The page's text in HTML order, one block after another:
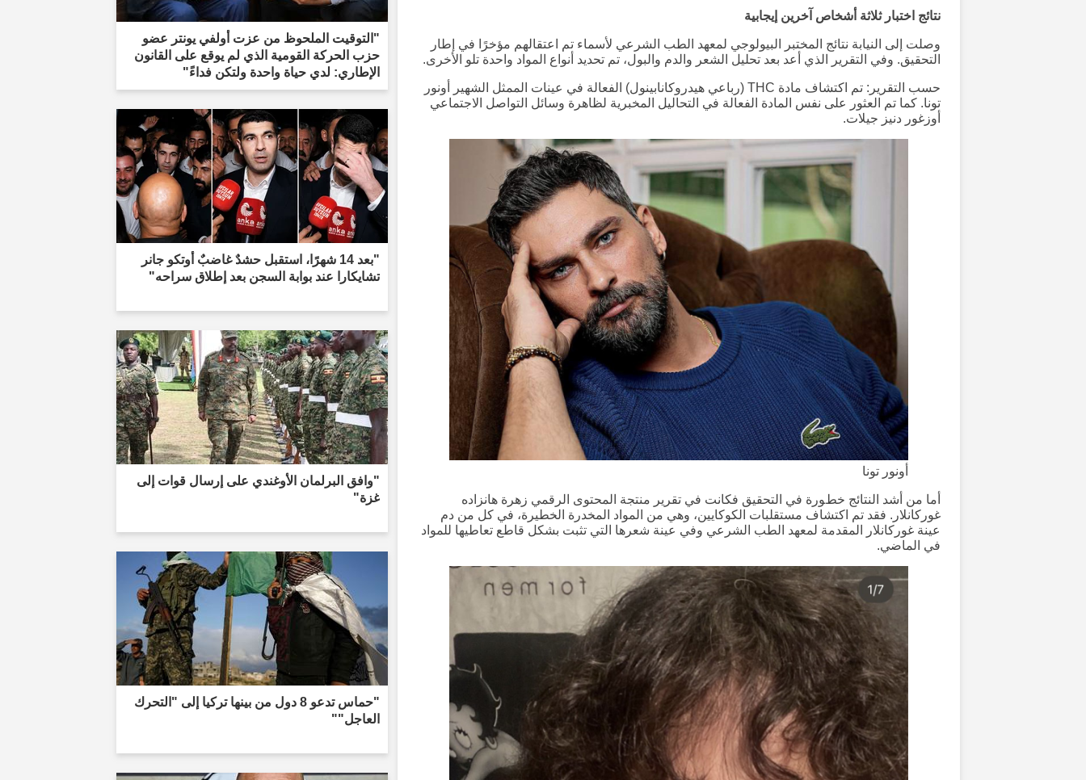
نتائج اختبار ثلاثة أشخاص آخرين إيجابية
وصلت إلى النيابة نتائج المختبر البيولوجي لمعهد الطب الشرعي لأسماء تم اعتقالهم مؤخرًا في إطار
التحقيق. وفي التقرير الذي أعد بعد تحليل الشعر والدم والبول، تم تحديد أنواع المواد واحدة تلو الأخرى.
حسب التقرير: تم اكتشاف مادة THC (رباعي هيدروكانابينول) الفعالة في عينات الممثل الشهير أونور
تونا. كما تم العثور على نفس المادة الفعالة في التحاليل المخبرية لظاهرة وسائل التواصل الاجتماعي
أوزغور دنيز جيلات.
أونور تونا
أما من أشد النتائج خطورة في التحقيق فكانت في تقرير منتجة المحتوى الرقمي زهرة هانزاده
غوركانلار. فقد تم اكتشاف مستقلبات الكوكايين، وهي من المواد المخدرة الخطيرة، في كل من دم
عينة غوركانلار المقدمة لمعهد الطب الشرعي وفي عينة شعرها التي تثبت بشكل قاطع تعاطيها للمواد
في الماضي.
"التوقيت الملحوظ من عزت أولفي يونتر عضو
حزب الحركة القومية الذي لم يوقع على القانون
الإطاري: لدي حياة واحدة ولتكن فداءً"
"بعد 14 شهرًا، استقبل حشدٌ غاضبٌ أوتكو جانر
تشايكارا عند بوابة السجن بعد إطلاق سراحه"
"وافق البرلمان الأوغندي على إرسال قوات إلى
غزة"
"حماس تدعو 8 دول من بينها تركيا إلى "التحرك
العاجل""